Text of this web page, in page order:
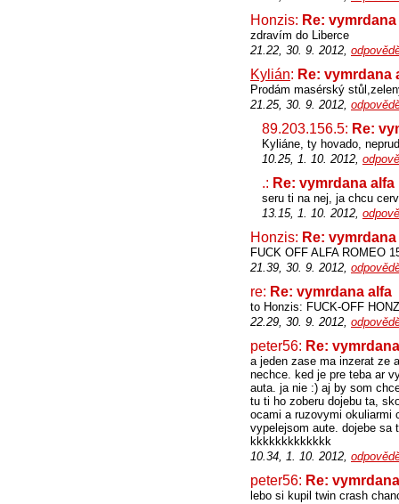
Honzis: Re: vymrdana
zdravím do Liberce
21.22, 30. 9. 2012,
Kylián: Re: vymrdana
Prodám masérský
21.25, 30. 9. 2012,
89.203.156.5: Re:
Kyliáne, ty hovado,
10.25, 1. 10. 2012,
.: Re: vymrdana alfa
seru ti na nej, ja chcu
13.15, 1. 10. 2012,
Honzis: Re: vymrdana
FUCK OFF ALFA ROMEO
21.39, 30. 9. 2012,
re: Re: vymrdana alfa
to Honzis: FUCK-OFF
22.29, 30. 9. 2012,
peter56: Re:
a jeden zase ma inzerat ze
nechce. ked je pre teba ar
auta. ja nie :) aj by som
tu ti ho zoberu dojebu ta,
ocami a ruzovymi okuliarmi
vypelejsom aute. dojebe
kkkkkkkkkkkkk
10.34, 1. 10. 2012,
peter56: Re:
lebo si kupil twin crash